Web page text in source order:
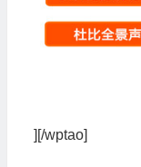
][/wptao]